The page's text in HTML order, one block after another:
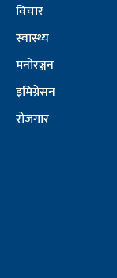
विचार
स्वास्थ्य
मनोरञ्जन
इमिग्रेसन
रोजगार